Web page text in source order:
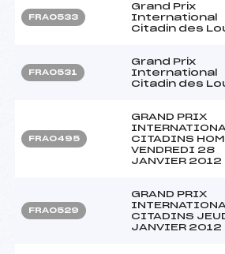
FRA0533
Grand Prix
International
Citadin des
FRA0531
Grand Prix
International
Citadin des
FRA0495
GRAND PRIX
CITADINS
VENDREDI 28
JANVIER 2012
FRA0529
GRAND PRIX
CITADINS
JANVIER 2012